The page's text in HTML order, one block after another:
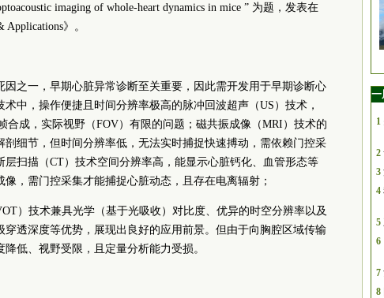
imaging of whole-heart dynamics in mice ” 为题，发表在
》。
因之一，早期心脏异常诊断至关重要，因此需开发用于早期诊断心
中，操作便捷且时间分辨率极高的脉冲回波超声（US）技术，
合成，实际视野（FOV）有限的问题；磁共振成像（MRI）技术的
细节，但时间分辨率低，无法实时捕捉快速搏动，需依赖门控采
扫描（CT）技术空间分辨率高，能显示心脏钙化、血管形态等
，需门控采集才能捕捉心脏动态，且存在电离辐射；
）技术兼具光学（基于光吸收）对比度、优异的时空分辨率以及
透深度等优势，展现出良好的应用前景。但由于向胸腔区域传输
低、视野受限，且定量分析能力受损。
一
1
2
3
4
5
6
7
8